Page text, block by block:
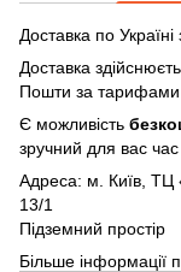
Доставка по
Доставка
Пошти за тарифами
Є можливість
зручний для вас
Адреса: м. Київ, ТЦ
13/1
Підземний простір
Більше інформації